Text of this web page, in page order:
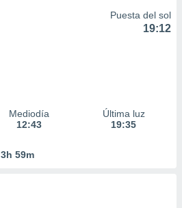
Puesta del sol
19:12
Mediodía
12:43
Última luz
19:35
3h 59m